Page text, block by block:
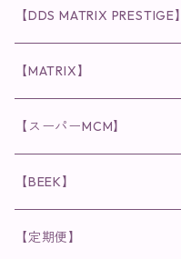
化粧水
リキッド
ディフェンサー
◉ナチュリスティーアクレス
クレンジング
洗顔
◉インナーケア
食品
粒タイプ
◉cocochia
ヘナカラー
ヘアファンデーション
◉美顔器
◉スペシャルケア
ファンデーション・ベース
クレンジング・洗顔
◉V3 VSPIC C Line
クレンジング・洗顔
化粧水
◉スピケアシリーズ
◉V.O.Sシリーズ
クレンジング・洗顔
化粧水
◉メンズシリーズ
クレンジング・洗顔
◉MESシリーズ
ラッシュアディクト
まつ毛用美容液
眉毛用美容液
リップアディクト
唇用美容液
ヘアアディクト
【DDS MATRIX PRESTIGE】
スキンケアシリーズ
美容液
【MATRIX】
スキンケアシリーズ
美容液
洗顔
【スーパーMCM】
インナーケア
【BEEK】
インナーケア
【定期便】